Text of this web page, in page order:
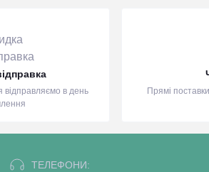
відправляємо в день
Прямі
ТЕЛЕФОНИ: